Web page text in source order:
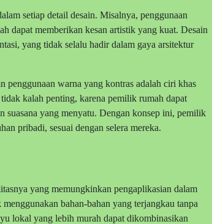
setiap detail desain. Misalnya, penggunaan
dapat memberikan kesan artistik yang kuat. Desain
yang tidak selalu hadir dalam gaya arsitektur
penggunaan warna yang kontras adalah ciri khas
kalah penting, karena pemilik rumah dapat
suasana yang menyatu. Dengan konsep ini, pemilik
pribadi, sesuai dengan selera mereka.
yang memungkinkan pengaplikasian dalam
bahan-bahan yang terjangkau tanpa
lokal yang lebih murah dapat dikombinasikan